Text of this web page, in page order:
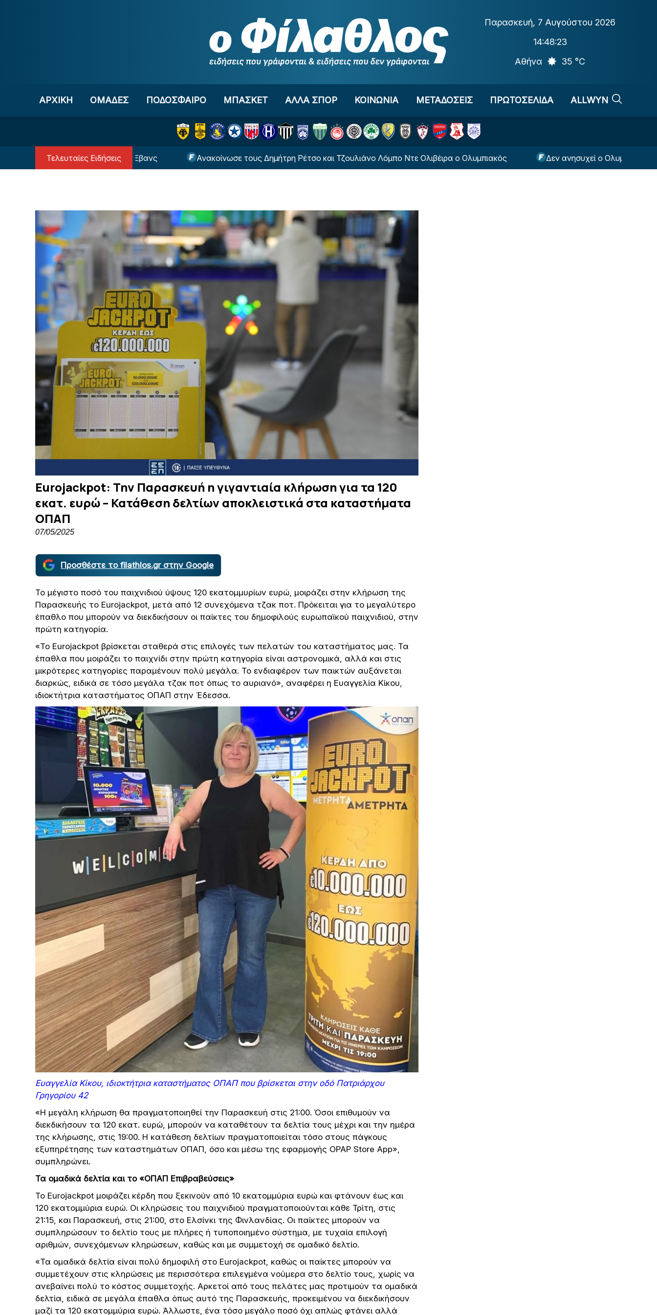
Παρασκευή, 7 Αυγούστου 2026
14:48:24
Αθήνα
35 °C
ΑΡΧΙΚΗ OΜΑΔΕΣ ΠΟΔΟΣΦΑΙΡΟ ΜΠΑΣΚΕΤ ΑΛΛΑ ΣΠΟΡ ΚΟΙΝΩΝΙΑ ΜΕΤΑΔΟΣΕΙΣ ΠΡΩΤΟΣΕΛΙΔΑ ALLWYN
Τελευταίες Ειδήσεις
δανεικός ο Κίναν Έβανς Ανακοίνωσε τους Δημήτρη Ρέτσο και Τζουλιάνο Λόμπο Ντε Ολιβέιρα ο Ολυμπιακός Δεν ανησυχεί ο Ολυμπιακός με τις εξελίξεις
Eurojackpot: Την Παρασκευή η γιγαντιαία κλήρωση για τα 120
εκατ. ευρώ – Κατάθεση δελτίων αποκλειστικά στα καταστήματα
ΟΠΑΠ
07/05/2025
Προσθέστε το filathlos.gr στην Google
Το μέγιστο ποσό του παιχνιδιού ύψους 120 εκατομμυρίων ευρώ, μοιράζει στην κλήρωση της
Παρασκευής το Eurojackpot, μετά από 12 συνεχόμενα τζακ ποτ. Πρόκειται για το μεγαλύτερο
έπαθλο που μπορούν να διεκδικήσουν οι παίκτες του δημοφιλούς ευρωπαϊκού παιχνιδιού, στην
πρώτη κατηγορία.
«Το Eurojackpot βρίσκεται σταθερά στις επιλογές των πελατών του καταστήματος μας. Τα
έπαθλα που μοιράζει το παιχνίδι στην πρώτη κατηγορία είναι αστρονομικά, αλλά και στις
μικρότερες κατηγορίες παραμένουν πολύ μεγάλα. Το ενδιαφέρον των παικτών αυξάνεται
διαρκώς, ειδικά σε τόσο μεγάλα τζακ ποτ όπως το αυριανό», αναφέρει η Ευαγγελία Κίκου,
ιδιοκτήτρια καταστήματος ΟΠΑΠ στην Έδεσσα.
Ευαγγελία Κίκου, ιδιοκτήτρια καταστήματος ΟΠΑΠ που βρίσκεται στην οδό Πατριάρχου
Γρηγορίου 42
«Η μεγάλη κλήρωση θα πραγματοποιηθεί την Παρασκευή στις 21:00. Όσοι επιθυμούν να
διεκδικήσουν τα 120 εκατ. ευρώ, μπορούν να καταθέτουν τα δελτία τους μέχρι και την ημέρα
της κλήρωσης, στις 19:00. Η κατάθεση δελτίων πραγματοποιείται τόσο στους πάγκους
εξυπηρέτησης των καταστημάτων ΟΠΑΠ, όσο και μέσω της εφαρμογής OPAP Store App»,
συμπληρώνει.
Τα ομαδικά δελτία και το «ΟΠΑΠ Επιβραβεύσεις»
Το Eurojackpot μοιράζει κέρδη που ξεκινούν από 10 εκατομμύρια ευρώ και φτάνουν έως και
120 εκατομμύρια ευρώ. Oι κληρώσεις του παιχνιδιού πραγματοποιούνται κάθε Τρίτη, στις
21:15, και Παρασκευή, στις 21:00, στο Ελσίνκι της Φινλανδίας. Οι παίκτες μπορούν να
συμπληρώσουν το δελτίο τους με πλήρες ή τυποποιημένο σύστημα, με τυχαία επιλογή
αριθμών, συνεχόμενων κληρώσεων, καθώς και με συμμετοχή σε ομαδικό δελτίο.
«Τα ομαδικά δελτία είναι πολύ δημοφιλή στο Eurojackpot, καθώς οι παίκτες μπορούν να
συμμετέχουν στις κληρώσεις με περισσότερα επιλεγμένα νούμερα στο δελτίο τους, χωρίς να
ανεβαίνει πολύ το κόστος συμμετοχής. Αρκετοί από τους πελάτες μας προτιμούν τα ομαδικά
δελτία, ειδικά σε μεγάλα έπαθλα όπως αυτό της Παρασκευής, προκειμένου να διεκδικήσουν
μαζί τα 120 εκατομμύρια ευρώ. Άλλωστε, ένα τόσο μεγάλο ποσό όχι απλώς φτάνει αλλά